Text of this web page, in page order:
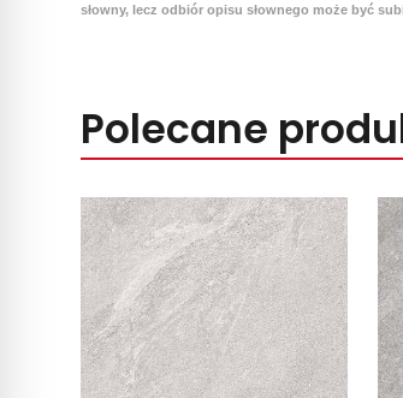
słowny, lecz odbiór opisu słownego może być
Polecane